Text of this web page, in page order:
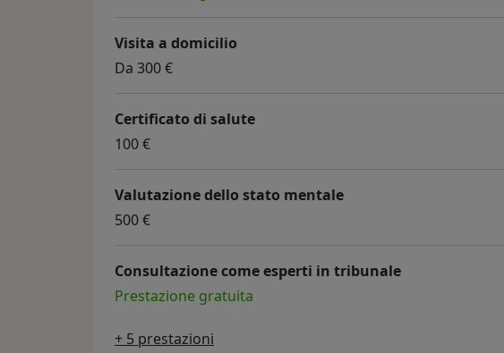
Visita a domicilio
Da 300 €
Certificato di salute
100 €
Valutazione dello stato mentale
500 €
Consultazione come esperti in tribunale
Prestazione gratuita
+ 5 prestazioni